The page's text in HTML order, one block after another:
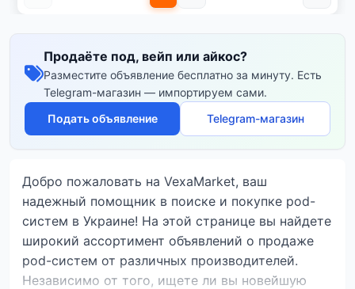
Продаёте под, вейп или айкос?
Разместите объявление бесплатно за минуту. Есть
Telegram-магазин — импортируем сами.
Подать объявление
Telegram-магазин
Добро пожаловать на VexaMarket, ваш
надежный помощник в поиске и покупке pod-
систем в Украине! На этой странице вы найдете
широкий ассортимент объявлений о продаже
pod-систем от различных производителей.
Независимо от того, ищете ли вы новейшую